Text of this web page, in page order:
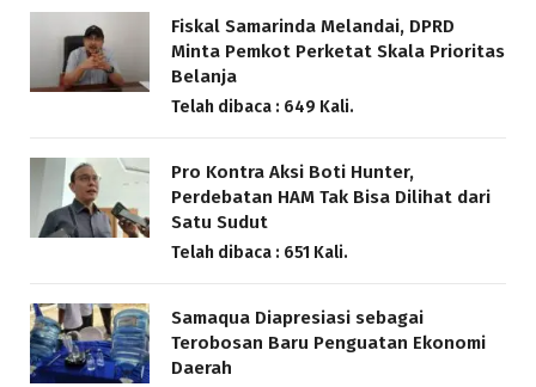
Fiskal Samarinda Melandai, DPRD
Minta Pemkot Perketat Skala Prioritas
Belanja
Telah dibaca : 649 Kali.
Pro Kontra Aksi Boti Hunter,
Perdebatan HAM Tak Bisa Dilihat dari
Satu Sudut
Telah dibaca : 651 Kali.
Samaqua Diapresiasi sebagai
Terobosan Baru Penguatan Ekonomi
Daerah